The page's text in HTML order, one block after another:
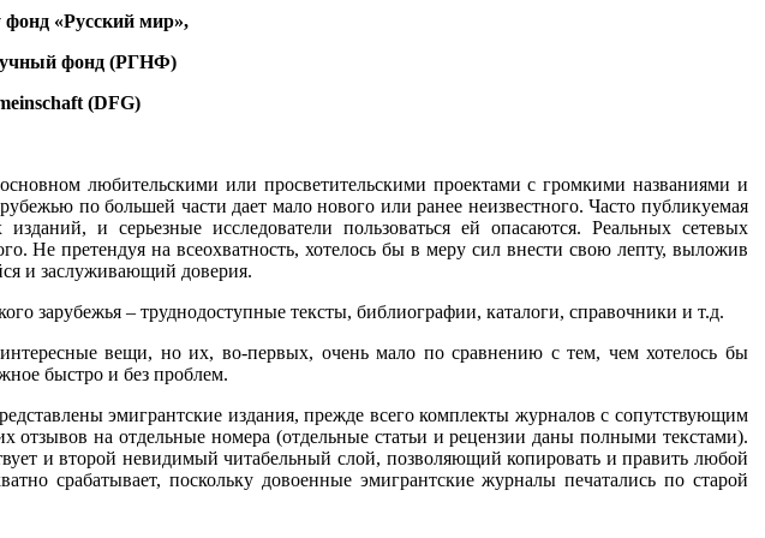
«Русский мир»,
фонд (РГНФ)
(DFG)
любительскими или просветительскими проектами с громкими названиями и
по большей части дает мало нового или ранее неизвестного. Часто публикуемая
и серьезные исследователи пользоваться ей опасаются. Реальных сетевых
Не претендуя на всеохватность, хотелось бы в меру сил внести свою лепту, выложив
и заслуживающий доверия.
зарубежья – труднодоступные тексты, библиографии, каталоги, справочники и т.д.
вещи, но их, во-первых, очень мало по сравнению с тем, чем хотелось бы
быстро и без проблем.
эмигрантские издания, прежде всего комплекты журналов с сопутствующим
отзывов на отдельные номера (отдельные статьи и рецензии даны полными текстами).
и второй невидимый читабельный слой, позволяющий копировать и править любой
срабатывает, поскольку довоенные эмигрантские журналы печатались по старой